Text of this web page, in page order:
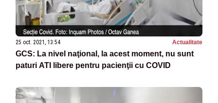
25 oct. 2021, 13:54 Actualitate
GCS: La nivel naţional, la acest moment, nu sunt
paturi ATI libere pentru pacienţii cu COVID